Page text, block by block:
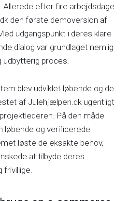
efter fire arbejdsdage
den første demoversion af
udgangspunkt i deres klare
dialog var grundlaget nemlig
udbytterig proces.
blev udviklet løbende og de
af Julehjælpen.dk ugentligt
På den måde
løbende og verificerede
løste de eksakte behov,
at tilbyde deres